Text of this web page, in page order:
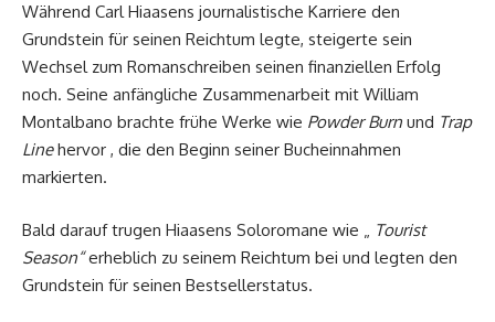
Während Carl Hiaasens journalistische Karriere den
Grundstein für seinen Reichtum legte, steigerte sein
Wechsel zum Romanschreiben seinen finanziellen Erfolg
noch. Seine anfängliche Zusammenarbeit mit William
Montalbano brachte frühe Werke wie Powder Burn und Trap
Linehervor , die den Beginn seiner Bucheinnahmen
markierten.
Bald darauf trugen Hiaasens Soloromane wie „
Tourist
Season“erheblich zu seinem Reichtum bei und legten den
Grundstein für seinen Bestsellerstatus.